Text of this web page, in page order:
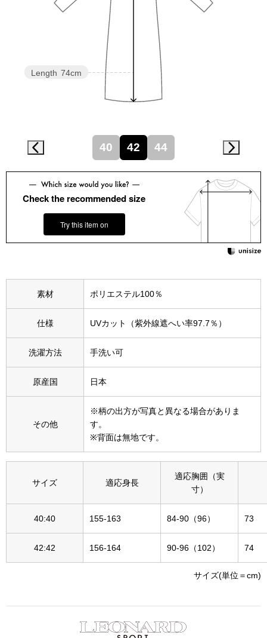
Miss Kyouko／ミスキョウコ
スニーカー
財布／小物
財布／コイン
ポーチ
その他
ウオッチ／ア
ファッション
ネクタイ
Length 74cm
40 42 44
Check the recommended size
Try this item on
素材 ポリエステル100％
仕様 UVカット（紫外線遮へい率97.7％）
洗濯方法 手洗い可
原産国 日本
その他
※柄の出方が写真と異なる場合がありま
す。
※背面は無地です。
サイズ 適応身長
適応胸囲（実
寸）
40:40 155-163 84-90（96） 73
42:42 156-164 90-96（102） 74
サイズ(単位＝cm)